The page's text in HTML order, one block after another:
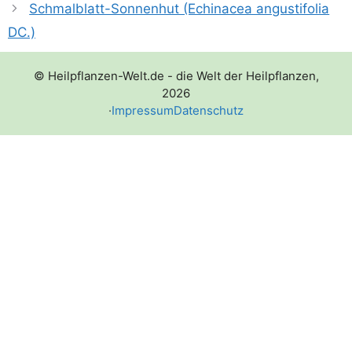
Schmalblatt-Sonnenhut (Echinacea angustifolia
DC.)
© Heilpflanzen-Welt.de - die Welt der Heilpflanzen,
2026
·ImpressumDatenschutz